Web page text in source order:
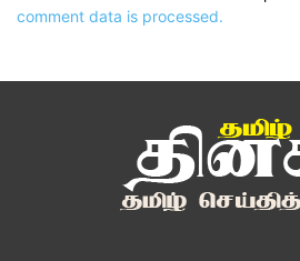
comment data is processed.